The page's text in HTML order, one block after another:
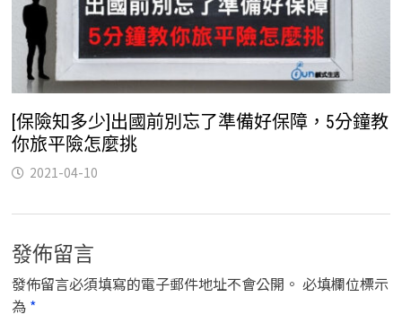
[保險知多少]出國前別忘了準備好保障，5分鐘教
你旅平險怎麼挑
2021-04-10
發佈留言
發佈留言必須填寫的電子郵件地址不會公開。 必填欄位標示
為 *